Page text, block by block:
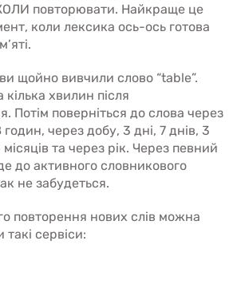
повторювати. Найкраще це
коли лексика ось-ось готова
щойно вивчили слово “table”.
кілька хвилин після
Потім поверніться до слова через
через добу, 3 дні, 7 днів, 3
та через рік. Через певний
до активного словникового
не забудеться.
повторення нових слів можна
сервіси: